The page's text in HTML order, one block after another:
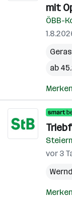
mit
ÖBB-
ab
Merken
vor 3
Merken